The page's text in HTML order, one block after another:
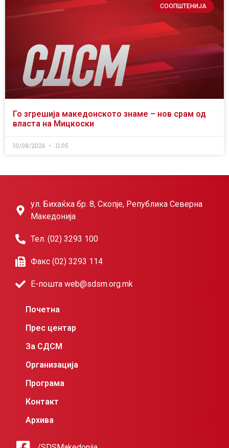
СООПШТЕНИЈА
Го згрешија македонското знаме – нов срам од
власта на Мицкоски
10/08/2026 11:05
ул. Бихаќка бр. 8, Скопје, Република Северна
Македонија
Тел. (02) 3293 100
Факс (02) 3293 114
Е-пошта web@sdsm.org.mk
Почетна
Прес центар
За СДСМ
Организација
Програма
Контакт
Архива